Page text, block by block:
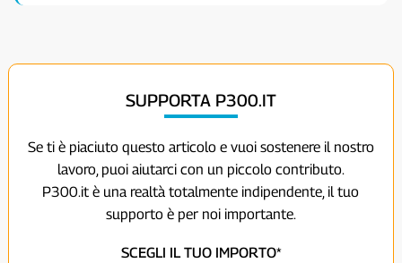
SUPPORTA P300.IT
Se ti è piaciuto questo articolo e vuoi sostenere il nostro
lavoro, puoi aiutarci con un piccolo contributo.
P300.it è una realtà totalmente indipendente, il tuo
supporto è per noi importante.
SCEGLI IL TUO IMPORTO*